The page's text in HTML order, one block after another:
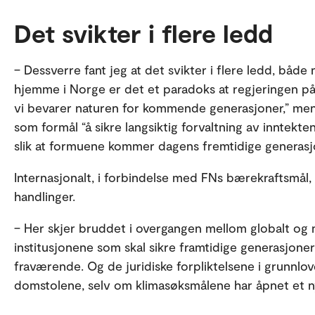
Det svikter i flere ledd
– Dessverre fant jeg at det svikter i flere ledd, både
hjemme i Norge er det et paradoks at regjeringen
vi bevarer naturen for kommende generasjoner,”
som formål “å sikre langsiktig forvaltning av
slik at formuene kommer dagens fremtidige
Internasjonalt, i forbindelse med FNs
handlinger.
– Her skjer bruddet i overgangen mellom globalt og
institusjonene som skal sikre framtidige
fraværende. Og de juridiske forpliktelsene i
domstolene, selv om klimasøksmålene har åpnet et